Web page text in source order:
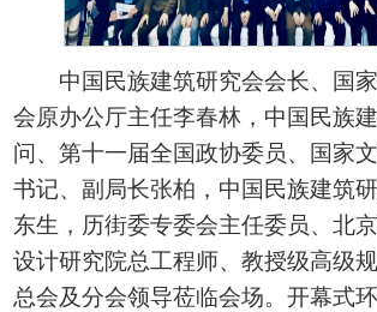
中国民族建筑研究会会长、国
会原办公厅主任李春林，中国民族
问、第十一届全国政协委员、国家
书记、副局长张柏，中国民族建筑
东生，历街委专委会主任委员、北
设计研究院总工程师、教授级高级
总会及分会领导莅临会场。开幕式